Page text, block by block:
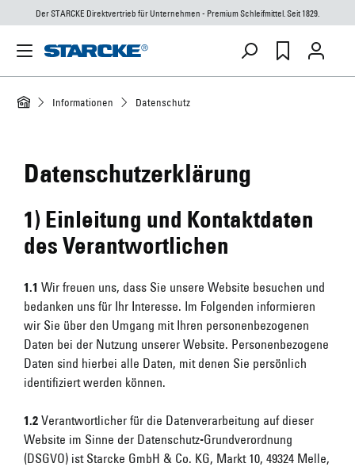
Der STARCKE Direktvertrieb für Unternehmen - Premium Schleifmittel. Seit 1829.
Informationen Datenschutz
Datenschutzerklärung
1) Einleitung und Kontaktdaten
des Verantwortlichen
1.1 Wir freuen uns, dass Sie unsere Website besuchen und
bedanken uns für Ihr Interesse. Im Folgenden informieren
wir Sie über den Umgang mit Ihren personenbezogenen
Daten bei der Nutzung unserer Website. Personenbezogene
Daten sind hierbei alle Daten, mit denen Sie persönlich
identifiziert werden können.
1.2 Verantwortlicher für die Datenverarbeitung auf dieser
Website im Sinne der Datenschutz-Grundverordnung
(DSGVO) ist Starcke GmbH & Co. KG, Markt 10, 49324 Melle,